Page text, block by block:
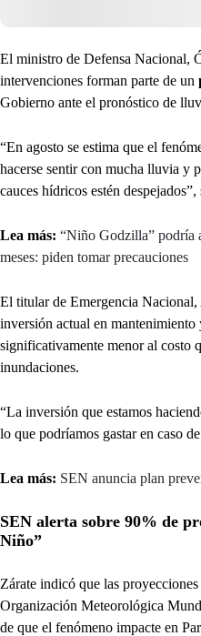
El ministro de Defensa Nacional,
intervenciones forman parte de un
Gobierno ante el pronóstico de
“En agosto se estima que el
hacerse sentir con mucha lluvia y
cauces hídricos estén despejados”,
Lea más: “Niño Godzilla” podría
meses: piden tomar precauciones
El titular de Emergencia
inversión actual en
significativamente menor al costo
inundaciones.
“La inversión que estamos
lo que podríamos gastar en caso
Lea más: SEN anuncia plan
SEN alerta sobre 90% de
Niño”
Zárate indicó que las proyecciones
Organización Meteorológica
de que el fenómeno impacte en